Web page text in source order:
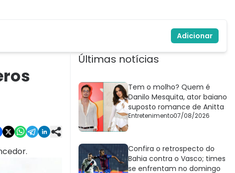
Adicionar
Últimas notícias
Tem o molho? Quem é
Danilo Mesquita, ator baiano
suposto romance de Anitta
Entretenimento07/08/2026
Confira o retrospecto do
Bahia contra o Vasco; times
se enfrentam no domingo